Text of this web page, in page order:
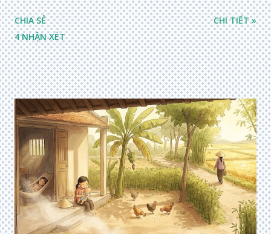
CHIA SẺ
4 NHẬN XÉT
CHI TIẾT »